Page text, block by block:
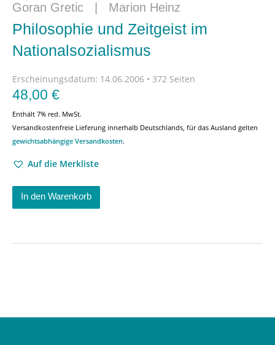
Goran Gretic Marion Heinz
Philosophie und Zeitgeist im
Nationalsozialismus
Erscheinungsdatum: 14.06.2006 • 372 Seiten
48,00 €
Enthält 7% red. MwSt.
Versandkostenfreie Lieferung innerhalb Deutschlands, für das Ausland gelten
gewichtsabhängige Versandkosten.
Auf die Merkliste
In den Warenkorb